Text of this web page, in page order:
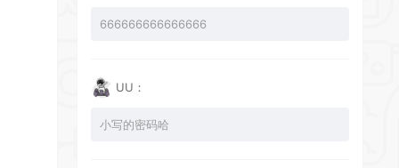
666666666666666
UU：
小写的密码哈